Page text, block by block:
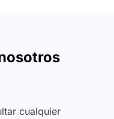
cualquier